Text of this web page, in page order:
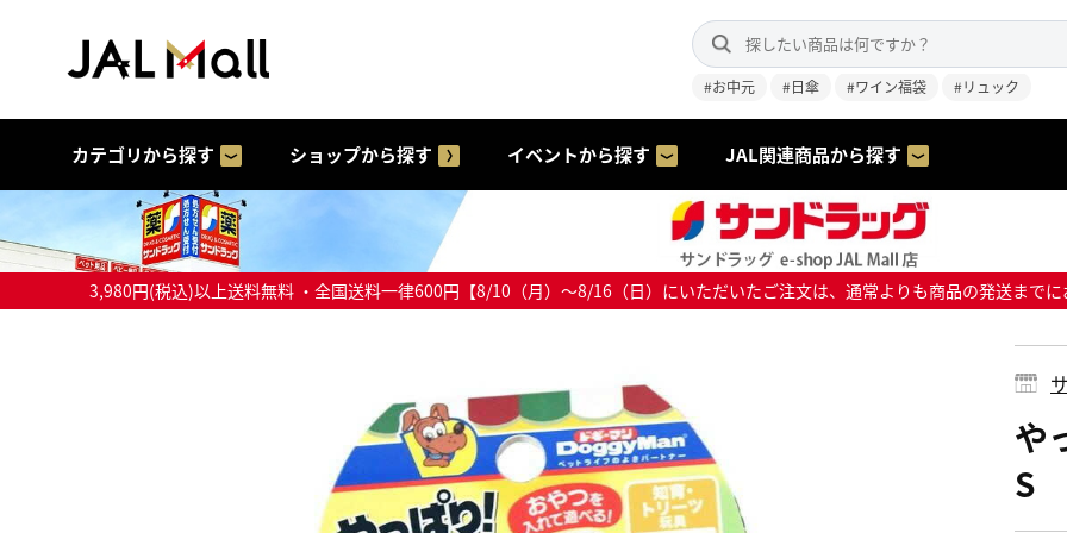
#お中元 #日傘 #ワイン福袋 #リュック
カテゴリから探す ショップから探す イベントから探す JAL関連商品から探す
3,980円(税込)以上送料無料 ・全国送料一律600円【8/10（月）～8/16（日）にいただいたご注文は、通常よりも商品の発送まで
や
S